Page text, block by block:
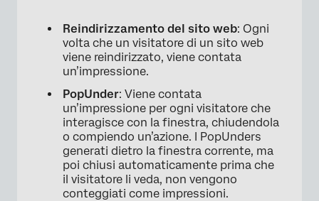
×
Reindirizzamento del sito web: Ogni
volta che un visitatore di un sito web
viene reindirizzato, viene contata
un’impressione.
PopUnder: Viene contata
un’impressione per ogni visitatore che
interagisce con la finestra, chiudendola
o compiendo un’azione. I PopUnders
generati dietro la finestra corrente, ma
poi chiusi automaticamente prima che
il visitatore li veda, non vengono
conteggiati come impressioni.